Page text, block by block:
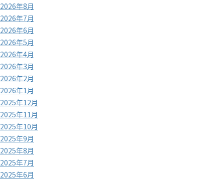
2026年8月
2026年7月
2026年6月
2026年5月
2026年4月
2026年3月
2026年2月
2026年1月
2025年12月
2025年11月
2025年10月
2025年9月
2025年8月
2025年7月
2025年6月